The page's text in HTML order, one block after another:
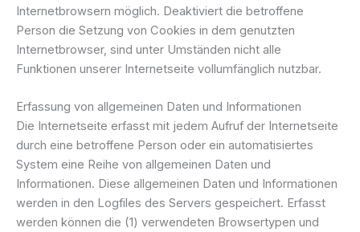
Internetbrowsern möglich. Deaktiviert die betroffene
Person die Setzung von Cookies in dem genutzten
Internetbrowser, sind unter Umständen nicht alle
Funktionen unserer Internetseite vollumfänglich nutzbar.
Erfassung von allgemeinen Daten und Informationen
Die Internetseite erfasst mit jedem Aufruf der Internetseite
durch eine betroffene Person oder ein automatisiertes
System eine Reihe von allgemeinen Daten und
Informationen. Diese allgemeinen Daten und Informationen
werden in den Logfiles des Servers gespeichert. Erfasst
werden können die (1) verwendeten Browsertypen und